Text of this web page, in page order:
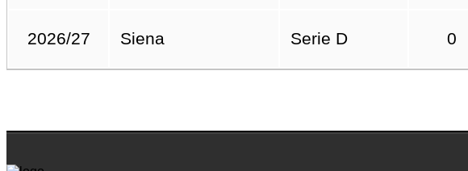
2026/27 Siena Serie D 0